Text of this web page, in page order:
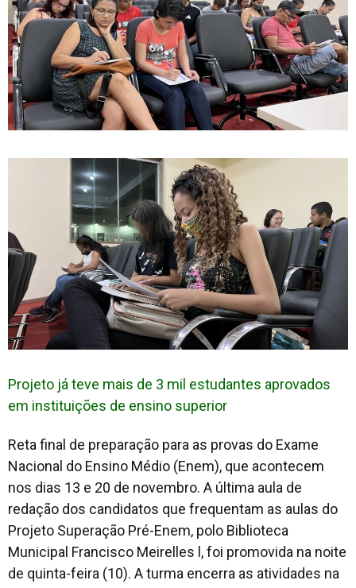
Projeto já teve mais de 3 mil estudantes aprovados
em instituições de ensino superior
Reta final de preparação para as provas do Exame
Nacional do Ensino Médio (Enem), que acontecem
nos dias 13 e 20 de novembro. A última aula de
redação dos candidatos que frequentam as aulas do
Projeto Superação Pré-Enem, polo Biblioteca
Municipal Francisco Meirelles l, foi promovida na noite
de quinta-feira (10). A turma encerra as atividades na